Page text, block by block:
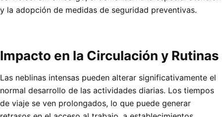
y la adopción de medidas de seguridad preventivas.
Impacto en la Circulación y Rutinas
Las neblinas intensas pueden alterar significativamente el
normal desarrollo de las actividades diarias. Los tiempos
de viaje se ven prolongados, lo que puede generar